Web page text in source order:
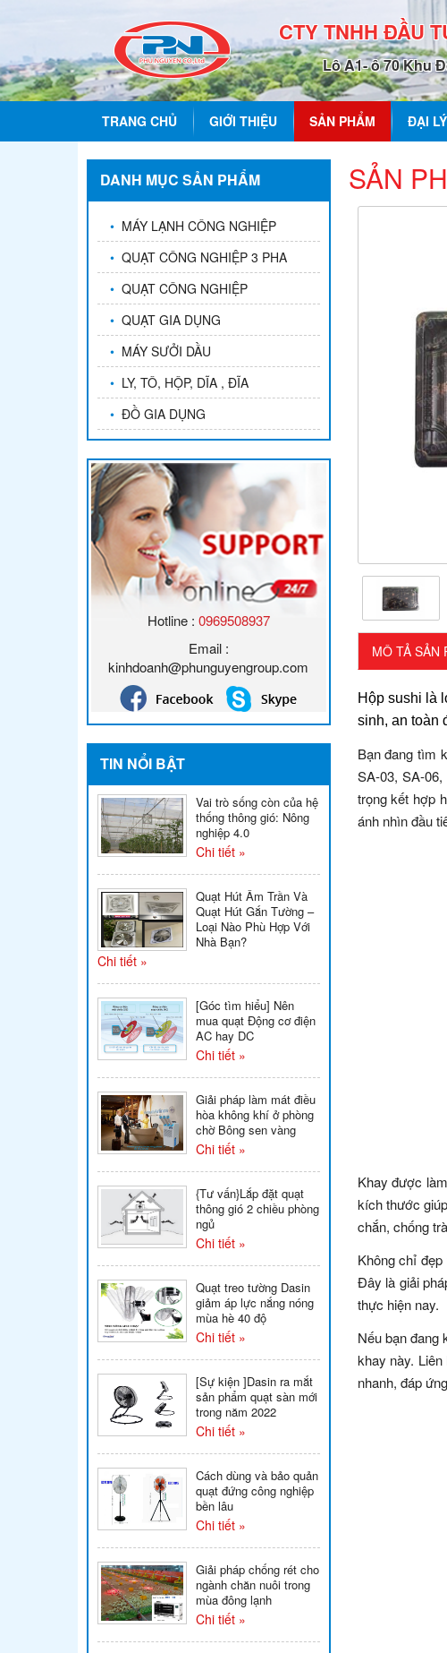
CTY TNHH ĐẦU
Lô A1- ô 70 Khu
TRANG CHỦ GIỚI THIỆU SẢN PHẨM ĐẠI LÝ
DANH MỤC SẢN PHẨM
• MÁY LẠNH CÔNG NGHIỆP
• QUẠT CÔNG NGHIỆP 3 PHA
• QUẠT CÔNG NGHIỆP
• QUẠT GIA DỤNG
• MÁY SƯỞI DẦU
• LY, TÔ, HỘP, DĨA , ĐĨA
• ĐỒ GIA DỤNG
Hotline : 0969508937
Email :
kinhdoanh@phunguyengroup.com
TIN NỔI BẬT
Vai trò sống còn của hệ
thống thông gió: Nông
nghiệp 4.0
Chi tiết »
Quạt Hút Âm Trần Và
Quạt Hút Gắn Tường –
Loại Nào Phù Hợp Với
Nhà Bạn?
Chi tiết »
[Góc tìm hiểu] Nên
mua quạt Động cơ điện
AC hay DC
Chi tiết »
Giải pháp làm mát điều
hòa không khí ở phòng
chờ Bông sen vàng
Chi tiết »
{Tư vấn}Lắp đặt quạt
thông gió 2 chiều phòng
ngủ
Chi tiết »
Quạt treo tường Dasin
giảm áp lực nắng nóng
mùa hè 40 độ
Chi tiết »
[Sự kiện ]Dasin ra mắt
sản phẩm quạt sàn mới
trong năm 2022
Chi tiết »
Cách dùng và bảo quản
quạt đứng công nghiệp
bền lâu
Chi tiết »
Giải pháp chống rét cho
ngành chăn nuôi trong
mùa đông lạnh
Chi tiết »
SẢN
MÔ TẢ SẢN
Hộp sushi là
sinh, an toàn
Bạn đang tìm
SA-03, SA-
trọng kết hợp
ánh nhìn đầu
Khay được
kích thước
chắn, chống
Không chỉ
Đây là giải
thực hiện nay.
Nếu bạn đang
khay này.
nhanh, đáp